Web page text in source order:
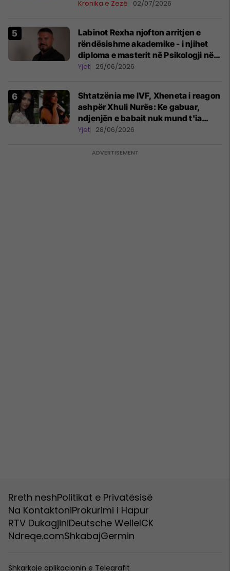
Kronika e Zezë 02/07/2026
Labinot Rexha njofton arritjen e
rëndësishme akademike - i njihet
diploma e masterit në Psikologji në
Zvicër
Yjet 29/06/2026
Shtatzënia me IVF, Xheneta i reagon
ashpër Xhuli Nurës: Ke gabuar,
ndjenjën e babait nuk mund t'ia
plotësosh kurrë
Yjet 28/06/2026
Rreth neshPolitikat e Privatësisë
Na KontaktoniProkurimi i Hapur
RTV DukagjiniDeutsche WelleICK
Ndreqe.comShkabajGermin
Shkarkoje aplikacionin e Telegrafit